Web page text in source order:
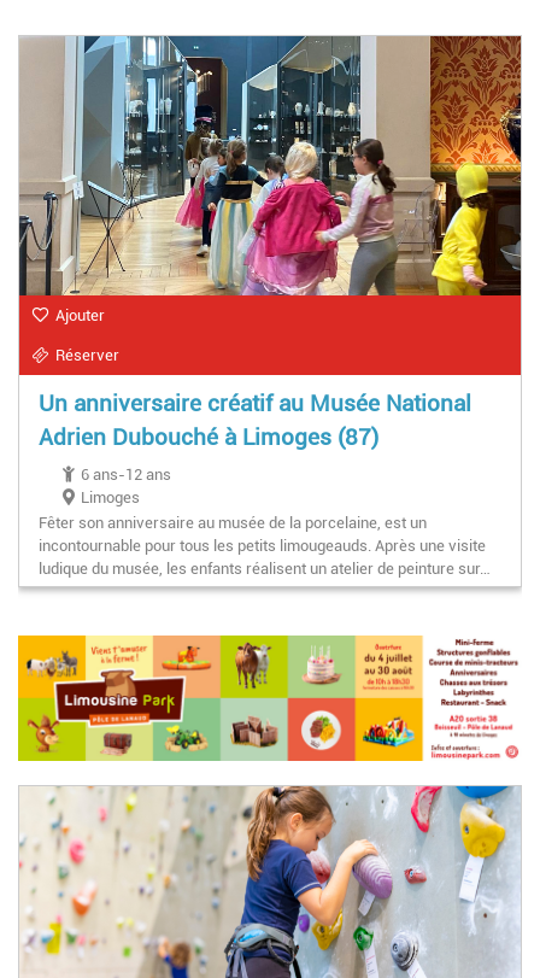
Ajouter
Réserver
Un anniversaire créatif au Musée National
Adrien Dubouché à Limoges (87)
6 ans-12 ans
Limoges
Fêter son anniversaire au musée de la porcelaine, est un
incontournable pour tous les petits limougeauds. Après une visite
ludique du musée, les enfants réalisent un atelier de peinture sur…